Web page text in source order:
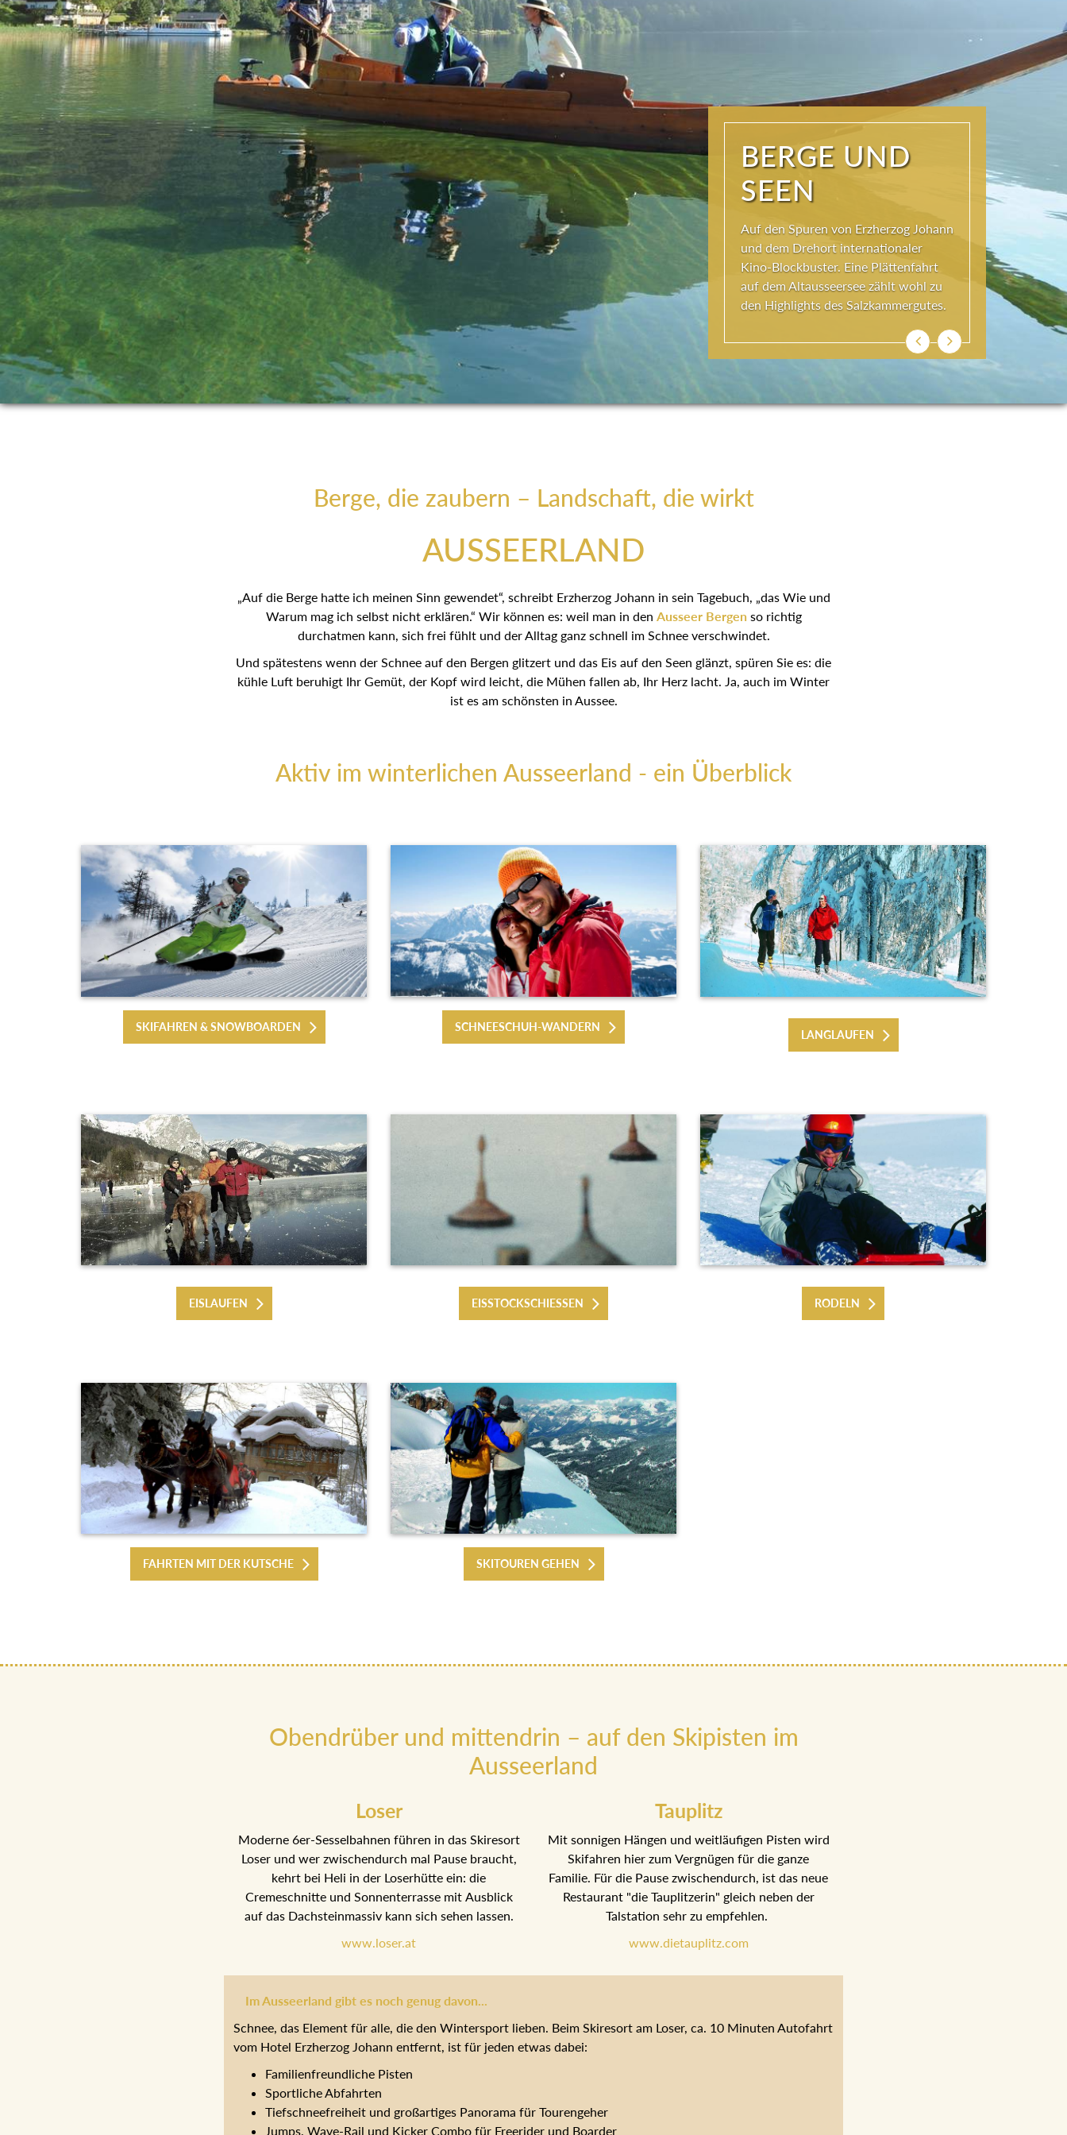
NATUR PUR
Ausseerland neue Kraft und viel
Inspiration. Das Wirkungsvermögen
kommt aus der Natur und ihren
ewigen Gestalten – den Bergen und
Seen.
ZurückWeiter
Berge, die zaubern – Landschaft, die wirkt
AUSSEERLAND
„Auf die Berge hatte ich meinen Sinn gewendet“, schreibt Erzherzog Johann in sein Tagebuch, „das Wie und
Warum mag ich selbst nicht erklären.“ Wir können es: weil man in den Ausseer Bergen so richtig
durchatmen kann, sich frei fühlt und der Alltag ganz schnell im Schnee verschwindet.
Und spätestens wenn der Schnee auf den Bergen glitzert und das Eis auf den Seen glänzt, spüren Sie es: die
kühle Luft beruhigt Ihr Gemüt, der Kopf wird leicht, die Mühen fallen ab, Ihr Herz lacht. Ja, auch im Winter
ist es am schönsten in Aussee.
Aktiv im winterlichen Ausseerland - ein Überblick
SKIFAHREN & SNOWBOARDEN SCHNEESCHUH-WANDERN
LANGLAUFEN
EISLAUFEN EISSTOCKSCHIESSEN RODELN
FAHRTEN MIT DER KUTSCHE SKITOUREN GEHEN
Obendrüber und mittendrin – auf den Skipisten im
Ausseerland
Loser
Moderne 6er-Sesselbahnen führen in das Skiresort
Loser und wer zwischendurch mal Pause braucht,
kehrt bei Heli in der Loserhütte ein: die
Cremeschnitte und Sonnenterrasse mit Ausblick
auf das Dachsteinmassiv kann sich sehen lassen.
www.loser.at
Tauplitz
Mit sonnigen Hängen und weitläufigen Pisten wird
Skifahren hier zum Vergnügen für die ganze
Familie. Für die Pause zwischendurch, ist das neue
Restaurant "die Tauplitzerin" gleich neben der
Talstation sehr zu empfehlen.
www.dietauplitz.com
Im Ausseerland gibt es noch genug davon...
Schnee, das Element für alle, die den Wintersport lieben. Beim Skiresort am Loser, ca. 10 Minuten Autofahrt
vom Hotel Erzherzog Johann entfernt, ist für jeden etwas dabei:
Familienfreundliche Pisten
Sportliche Abfahrten
Tiefschneefreiheit und großartiges Panorama für Tourengeher
Jumps, Wave-Rail und Kicker Combo für Freerider und Boarder